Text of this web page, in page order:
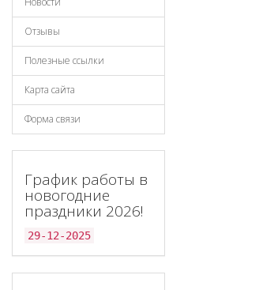
Отзывы
Полезные ссылки
Карта сайта
Форма связи
График работы в
новогодние
праздники 2026!
29-12-2025